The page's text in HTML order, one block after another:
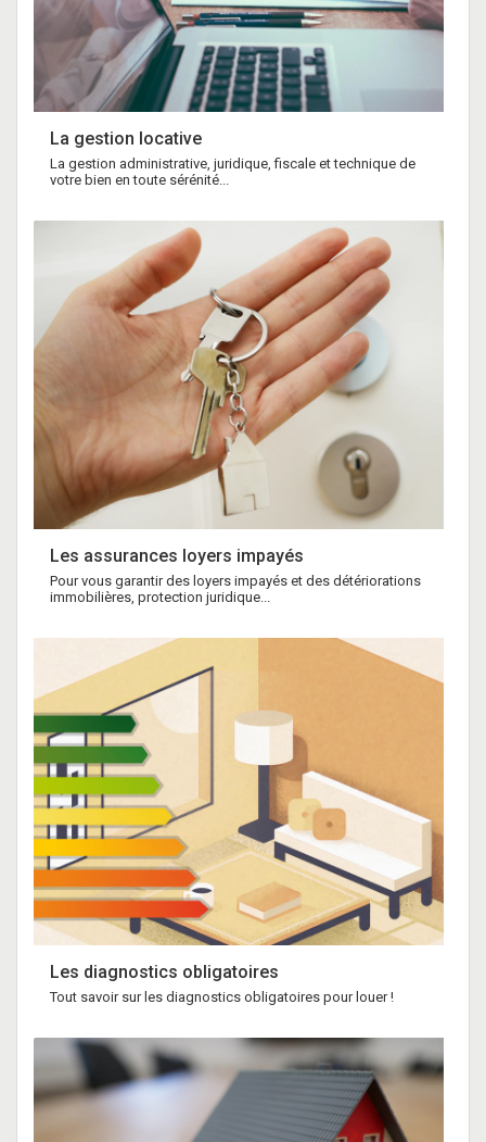
La gestion locative
La gestion administrative, juridique, fiscale et technique de
votre bien en toute sérénité...
Les assurances loyers impayés
Pour vous garantir des loyers impayés et des détériorations
immobilières, protection juridique...
Les diagnostics obligatoires
Tout savoir sur les diagnostics obligatoires pour louer !